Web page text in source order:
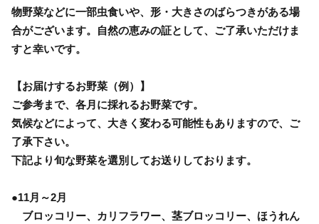
物野菜などに一部虫食いや、形・大きさのばらつきがある場
合がございます。自然の恵みの証として、ご了承いただけま
すと幸いです。
【お届けするお野菜（例）】
ご参考まで、各月に採れるお野菜です。
気候などによって、大きく変わる可能性もありますので、ご
了承下さい。
下記より旬な野菜を選別してお送りしております。
●11月～2月
ブロッコリー、カリフラワー、茎ブロッコリー、ほうれん